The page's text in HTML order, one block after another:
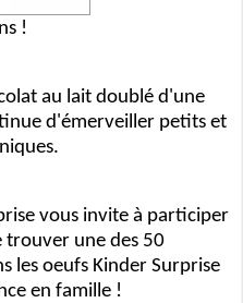
!
au lait doublé d'une
d'émerveiller petits et
vous invite à participer
trouver une des 50
les oeufs Kinder Surprise
en famille !